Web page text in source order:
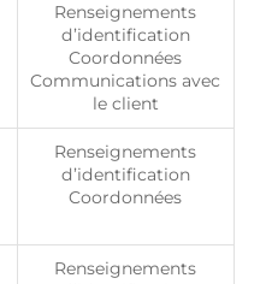
Renseignements
d’identification
Coordonnées
Communications avec
le client
Renseignements
d’identification
Coordonnées
Renseignements